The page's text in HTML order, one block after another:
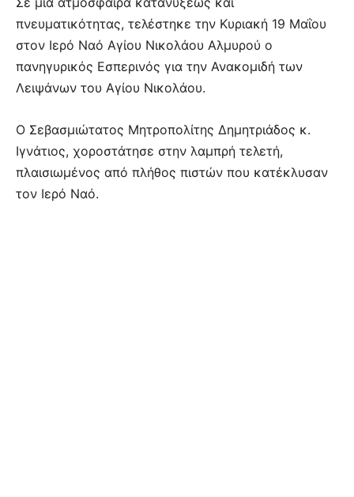
πνευματικότητας, τελέστηκε την Κυριακή 19 Μαΐου
στον Ιερό Ναό Αγίου Νικολάου Αλμυρού ο
πανηγυρικός Εσπερινός για την Ανακομιδή των
Λειψάνων του Αγίου Νικολάου.
Ο Σεβασμιώτατος Μητροπολίτης Δημητριάδος κ.
Ιγνάτιος, χοροστάτησε στην λαμπρή τελετή,
πλαισιωμένος από πλήθος πιστών που κατέκλυσαν
τον Ιερό Ναό.